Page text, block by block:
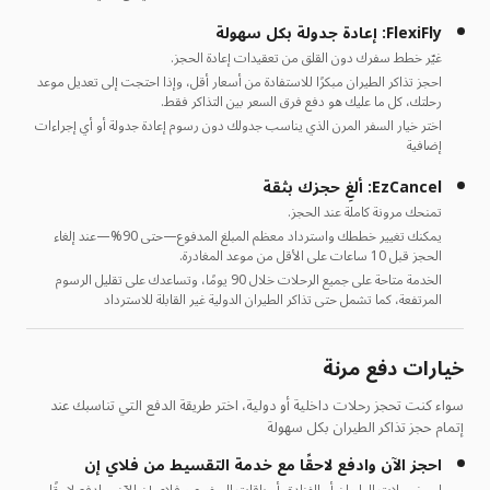
FlexiFly: إعادة جدولة بكل سهولة
غيّر خطط سفرك دون القلق من تعقيدات إعادة الحجز.
احجز تذاكر الطيران مبكرًا للاستفادة من أسعار أقل، وإذا احتجت إلى تعديل موعد
رحلتك، كل ما عليك هو دفع فرق السعر بين التذاكر فقط.
اختر خيار السفر المرن الذي يناسب جدولك دون رسوم إعادة جدولة أو أي إجراءات
إضافية
EzCancel: ألغِ حجزك بثقة
تمنحك مرونة كاملة عند الحجز.
يمكنك تغيير خططك واسترداد معظم المبلغ المدفوع—حتى 90%—عند إلغاء
الحجز قبل 10 ساعات على الأقل من موعد المغادرة.
الخدمة متاحة على جميع الرحلات خلال 90 يومًا، وتساعدك على تقليل الرسوم
المرتفعة، كما تشمل حتى تذاكر الطيران الدولية غير القابلة للاسترداد
خيارات دفع مرنة
سواء كنت تحجز رحلات داخلية أو دولية، اختر طريقة الدفع التي تناسبك عند
إتمام حجز تذاكر الطيران بكل سهولة
احجز الآن وادفع لاحقًا مع خدمة التقسيط من فلاي إن